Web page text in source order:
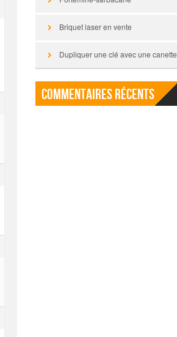
Briquet laser en vente
Dupliquer une clé avec une canette
Commentaires récents